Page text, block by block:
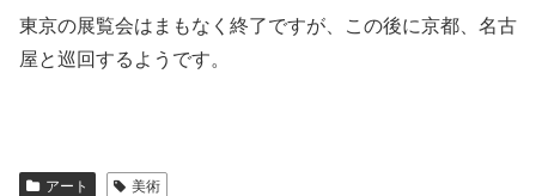
東京の展覧会はまもなく終了ですが、この後に京都、名古
屋と巡回するようです。
アート 美術